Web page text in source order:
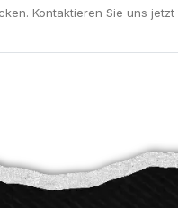
Kontaktieren Sie uns